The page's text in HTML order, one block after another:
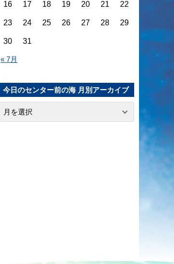
« 7月
16 17 18 19 20 21 22
23 24 25 26 27 28 29
30 31
今日のセンター前の海 月別アーカイブ